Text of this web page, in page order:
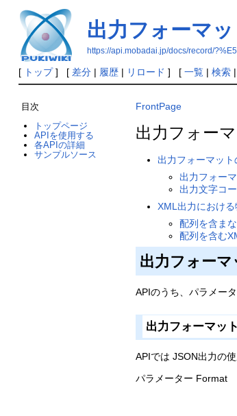
出力フォーマッ
https://api.mobadai.jp/docs/record/
[ トップ] [ 差分| 履歴| リロード ] [ 一覧| 検索|
FrontPage
出力フォー
出力フォーマット
出力フォー
出力文字コ
XML出力における
配列を含ま
配列を含む
出力フォーマ
APIのうち、パラメー
出力フォーマット
APIでは JSON出力の使
パラメーター Format
目次
トップページ
APIを使用する
各APIの詳細
サンプルソース